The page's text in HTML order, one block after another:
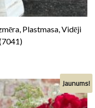
Plastmasa, Vidēji
Jaunums!